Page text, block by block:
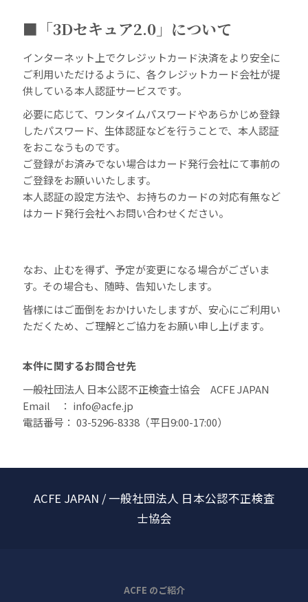
■「3Dセキュア2.0」について
インターネット上でクレジットカード決済をより安全に
ご利用いただけるように、各クレジットカード会社が提
供している本人認証サービスです。
必要に応じて、ワンタイムパスワードやあらかじめ登録
したパスワード、生体認証などを行うことで、本人認証
をおこなうものです。
ご登録がお済みでない場合はカード発行会社にて事前の
ご登録をお願いいたします。
本人認証の設定方法や、お持ちのカードの対応有無など
はカード発行会社へお問い合わせください。
なお、止むを得ず、予定が変更になる場合がございま
す。その場合も、随時、告知いたします。
皆様にはご面倒をおかけいたしますが、安心にご利用い
ただくため、ご理解とご協力をお願い申し上げます。
本件に関するお問合せ先
一般社団法人 日本公認不正検査士協会 ACFE JAPAN
Email ： info@acfe.jp
電話番号： 03-5296-8338（平日9:00-17:00）
ACFE JAPAN / 一般社団法人 日本公認不正検査
士協会
ACFE のご紹介